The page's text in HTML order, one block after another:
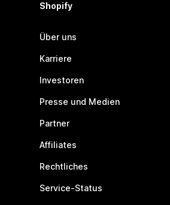
Shopify
Über uns
Karriere
Investoren
Presse und Medien
Partner
Affiliates
Rechtliches
Service-Status